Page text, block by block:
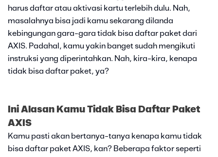
harus daftar atau aktivasi kartu terlebih dulu. Nah,
masalahnya bisa jadi kamu sekarang dilanda
kebingungan gara-gara tidak bisa daftar paket dari
AXIS. Padahal, kamu yakin banget sudah mengikuti
instruksi yang diperintahkan. Nah, kira-kira, kenapa
tidak bisa daftar paket, ya?
Ini Alasan Kamu Tidak Bisa Daftar Paket
AXIS
Kamu pasti akan bertanya-tanya kenapa kamu tidak
bisa daftar paket AXIS, kan? Beberapa faktor seperti